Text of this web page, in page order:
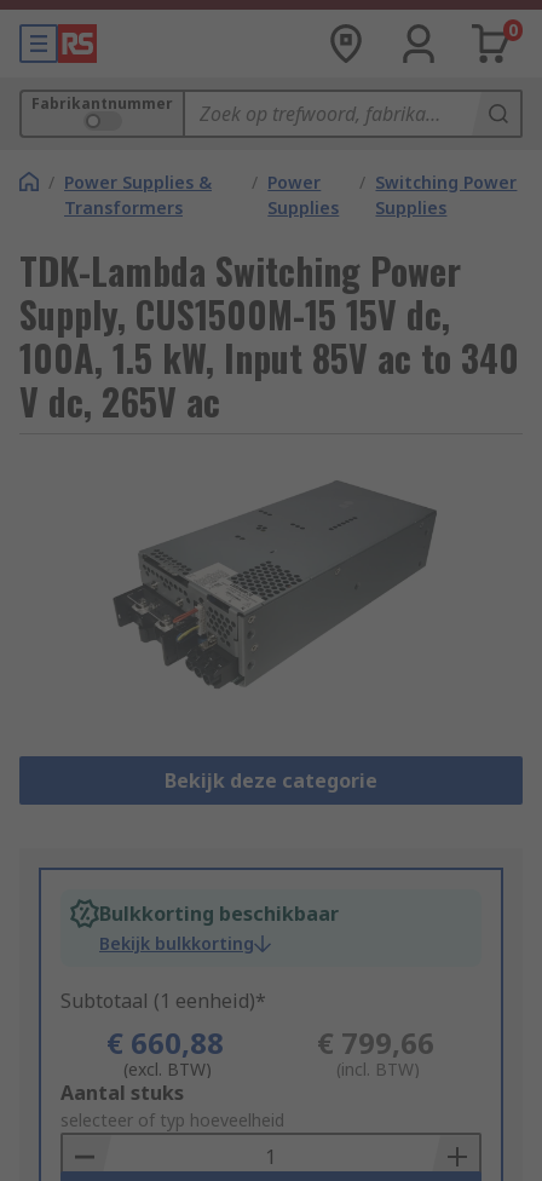
0
Fabrikantnummer
/ Power Supplies &
Transformers
/ Power
Supplies
/ Switching Power
Supplies
TDK-Lambda Switching Power
Supply, CUS1500M-15 15V dc,
100A, 1.5 kW, Input 85V ac to 340
V dc, 265V ac
Bekijk deze categorie
Bulkkorting beschikbaar
Bekijk bulkkorting
Subtotaal (1 eenheid)*
€ 660,88
(excl. BTW)
€ 799,66
(incl. BTW)
Add
to
Basket
Aantal stuks
selecteer of typ hoeveelheid